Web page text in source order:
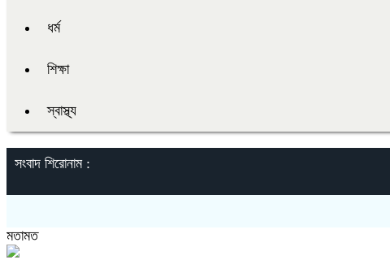
ধর্ম
শিক্ষা
স্বাস্থ্য
সংবাদ শিরোনাম :
মতামত